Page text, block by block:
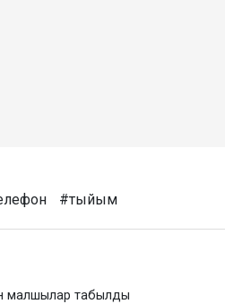
#тыйым
малшылар табылды